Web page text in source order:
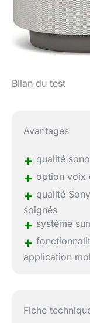
Bilan du test
Avantages
+ qualité
+ option voix
+ qualité
soignés
+ système
+
application
Fiche